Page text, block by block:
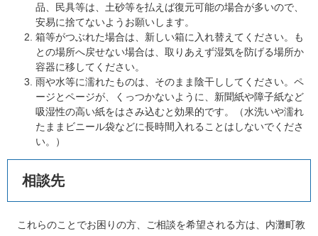
品、民具等は、土砂等を払えば復元可能の場合が多いので、
安易に捨てないようお願いします。
箱等がつぶれた場合は、新しい箱に入れ替えてください。も
との場所へ戻せない場合は、取りあえず湿気を防げる場所か
容器に移してください。
雨や水等に濡れたものは、そのまま陰干ししてください。ペ
ージとページが、くっつかないように、新聞紙や障子紙など
吸湿性の高い紙をはさみ込むと効果的です。（水洗いや濡れ
たままビニール袋などに長時間入れることはしないでくださ
い。）
相談先
これらのことでお困りの方、ご相談を希望される方は、内灘町教